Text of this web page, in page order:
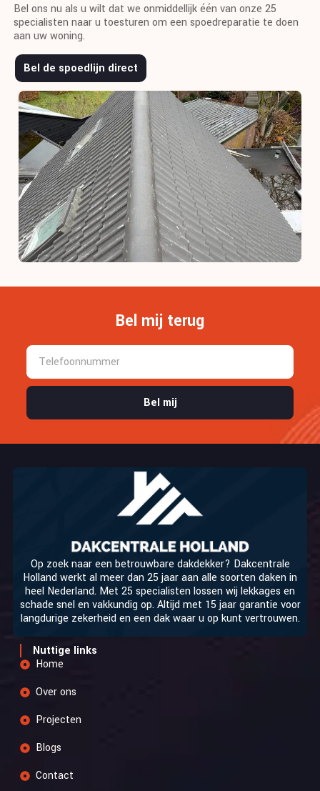
Bel ons nu als u wilt dat we onmiddellijk één van onze 25
specialisten naar u toesturen om een spoedreparatie te doen
aan uw woning.
Bel de spoedlijn direct
Bel mij terug
Bel mij
Op zoek naar een betrouwbare dakdekker? Dakcentrale
Holland werkt al meer dan 25 jaar aan alle soorten daken in
heel Nederland. Met 25 specialisten lossen wij lekkages en
schade snel en vakkundig op. Altijd met 15 jaar garantie voor
langdurige zekerheid en een dak waar u op kunt vertrouwen.
Nuttige links
Home
Over ons
Projecten
Blogs
Contact